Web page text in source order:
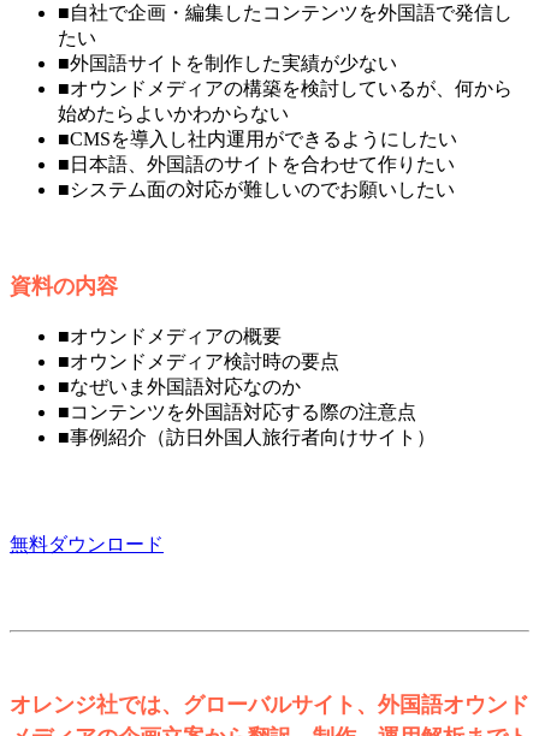
■自社で企画・編集したコンテンツを外国語で発信し
たい
■外国語サイトを制作した実績が少ない
■オウンドメディアの構築を検討しているが、何から
始めたらよいかわからない
■CMSを導入し社内運用ができるようにしたい
■日本語、外国語のサイトを合わせて作りたい
■システム面の対応が難しいのでお願いしたい
資料の内容
■オウンドメディアの概要
■オウンドメディア検討時の要点
■なぜいま外国語対応なのか
■コンテンツを外国語対応する際の注意点
■事例紹介（訪日外国人旅行者向けサイト）
無料ダウンロード
オレンジ社では、グローバルサイト、外国語オウンド